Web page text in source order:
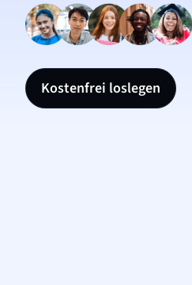
Kostenfrei loslegen